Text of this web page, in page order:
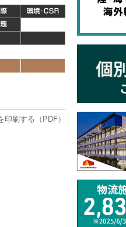
印刷する（PDF）